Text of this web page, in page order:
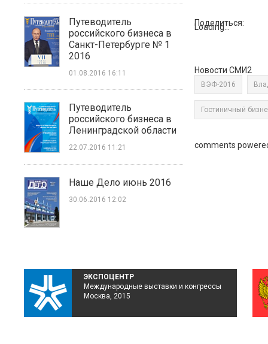
Путеводитель
российского бизнеса в
Санкт-Петербурге № 1
2016
01.08.2016 16:11
Путеводитель
российского бизнеса в
Ленинградской области
22.07.2016 11:21
Наше Дело июнь 2016
30.06.2016 12:02
Поделиться:
Loading...
Новости СМИ2
ВЭФ-2016
Гостиничный
comments
ЭКСПОЦЕНТР
Международные выставки и конгрессы
Москва, 2015